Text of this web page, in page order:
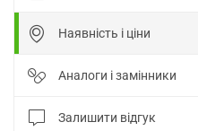
Наявність і ціни
Аналоги і замінники
Залишити відгук